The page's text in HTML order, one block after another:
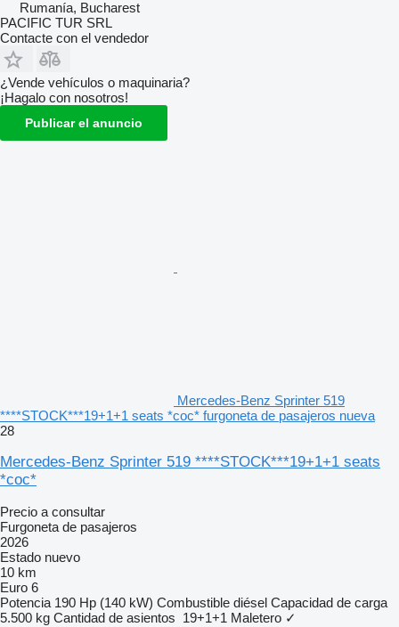
Rumanía, Bucharest
PACIFIC TUR SRL
Contacte con el vendedor
¿Vende vehículos o maquinaria?
¡Hagalo con nosotros!
Publicar el anuncio
Mercedes-Benz Sprinter 519
****STOCK***19+1+1 seats *coc* furgoneta de pasajeros nueva
28
Mercedes-Benz Sprinter 519 ****STOCK***19+1+1 seats
*coc*
Precio a consultar
Furgoneta de pasajeros
2026
Estado nuevo
10 km
Euro 6
Potencia 190 Hp (140 kW) Combustible diésel Capacidad de carga
5.500 kg Cantidad de asientos 19+1+1 Maletero ✓